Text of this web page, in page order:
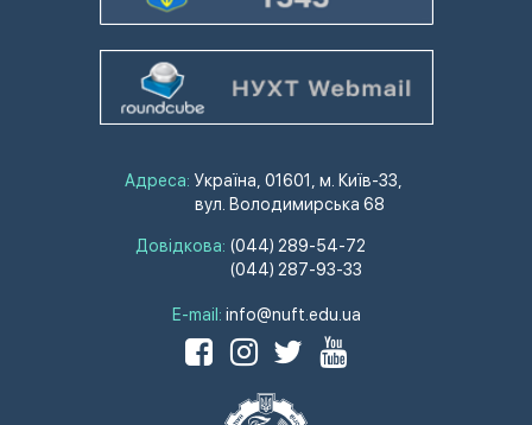
Адреса: Україна, 01601, м. Київ-33,
вул. Володимирська 68
Довідкова: (044) 289-54-72
(044) 287-93-33
E-mail: info@nuft.edu.ua